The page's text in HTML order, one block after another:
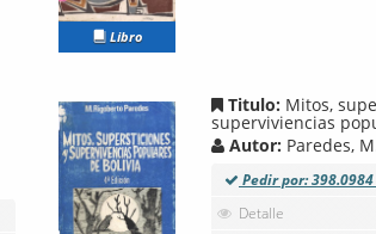
Libro
Titulo: Mitos,
superviviencias
Autor: Paredes,
Pedir por:
Detalle